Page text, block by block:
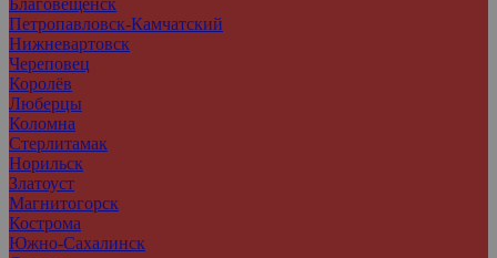
Петропавловск-Камчатский
Нижневартовск
Череповец
Королёв
Люберцы
Коломна
Стерлитамак
Норильск
Златоуст
Магнитогорск
Кострома
Южно-Сахалинск